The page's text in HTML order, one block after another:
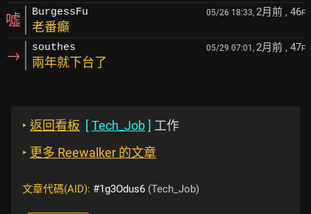
噓 BurgessFu 05/26 18:33, 2月前 , 46F
老番癲
→ southes 05/29 07:01, 2月前 , 47F
兩年就下台了
‣ 返回看板 [Tech_Job] 工作
‣ 更多 Reewalker 的文章
文章代碼(AID): #1g3Odus6 (Tech_Job)